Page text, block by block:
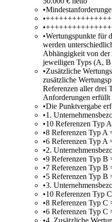
•
•
•
•Wertungspunkte für
werden
Abhängigkeit von der
jeweiligen Typs (A, B
•Zusätzliche
zusätzliche
Referenzen aller drei
Anforderungen erfüllt
•Die Punktvergabe
•1.
•10 Referenzen Typ
•8 Referenzen Typ A
•6 Referenzen Typ A
•2.
•9 Referenzen Typ B
•7 Referenzen Typ B
•5 Referenzen Typ B
•3.
•10 Referenzen Typ
•8 Referenzen Typ C
•6 Referenzen Typ C